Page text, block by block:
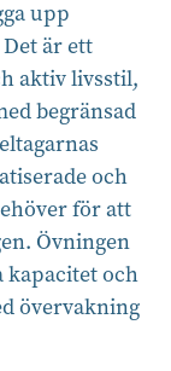
upp
är ett
aktiv livsstil,
begränsad
och
för att
Övningen
kapacitet och
övervakning